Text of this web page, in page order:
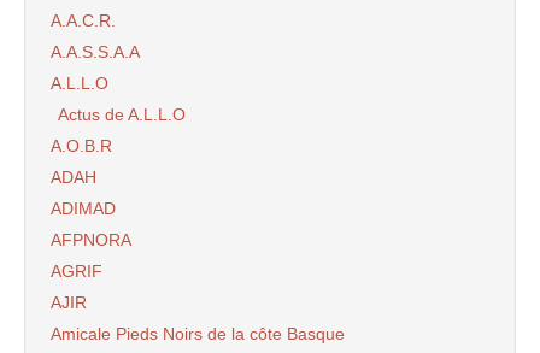
A.A.C.R.
A.A.S.S.A.A
A.L.L.O
Actus de A.L.L.O
A.O.B.R
ADAH
ADIMAD
AFPNORA
AGRIF
AJIR
Amicale Pieds Noirs de la côte Basque